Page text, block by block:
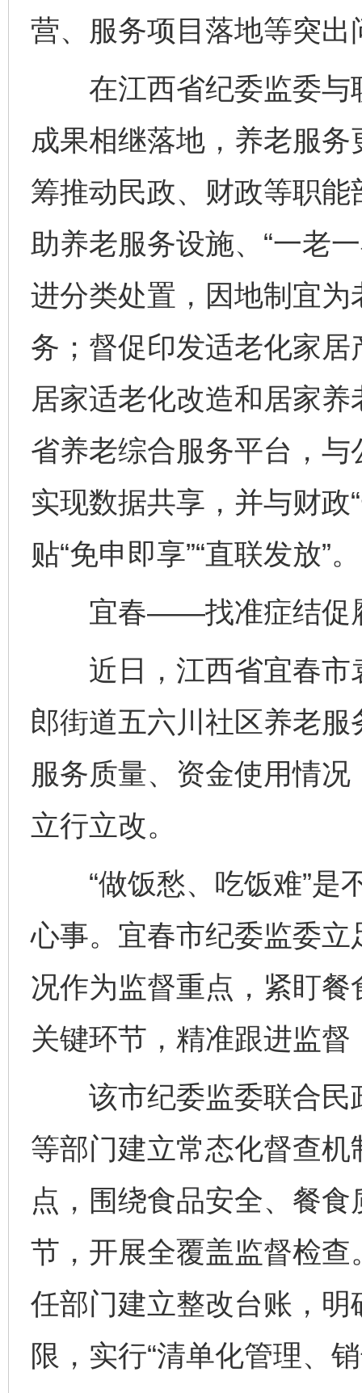
营、服务项目落地等突
在江西省纪委监委与
成果相继落地，养老服
筹推动民政、财政等职
助养老服务设施、“一老
进分类处置，因地制宜
务；督促印发适老化家
居家适老化改造和居家
省养老综合服务平台，
实现数据共享，并与财政
贴“免申即享”“直联发放”。
宜春——找准症结促
近日，江西省宜春市
郎街道五六川社区养老
服务质量、资金使用情
立行立改。
“做饭愁、吃饭难”是
心事。宜春市纪委监委
况作为监督重点，紧盯
关键环节，精准跟进监督
该市纪委监委联合民
等部门建立常态化督查
点，围绕食品安全、餐
节，开展全覆盖监督检
任部门建立整改台账，
限，实行“清单化管理、